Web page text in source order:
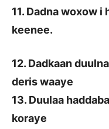
11. Dadna woxow
keenee.
12. Dadkaan
deris waaye
13. Duulaa
koraye